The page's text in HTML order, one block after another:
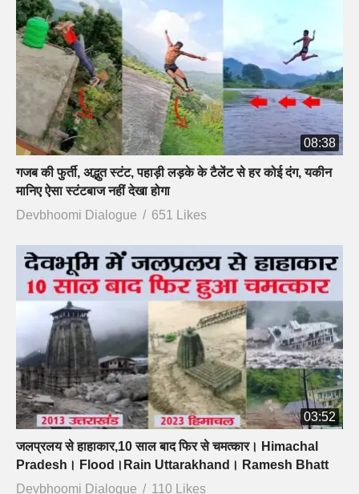
08:38
गजब की फुर्ती, अद्भुत स्टंट, पहाड़ी लड़के के टैलेंट से हर कोई दंग, यकीन
मानिए ऐसा स्टंटबाज नहीं देखा होगा
Devbhoomi Dialogue
651 Likes
03:52
जलप्रलय से हाहाकार,10 साल बाद फिर से चमत्कार। Himachal
Pradesh। Flood।Rain Uttarakhand। Ramesh Bhatt
Devbhoomi Dialogue
110 Likes